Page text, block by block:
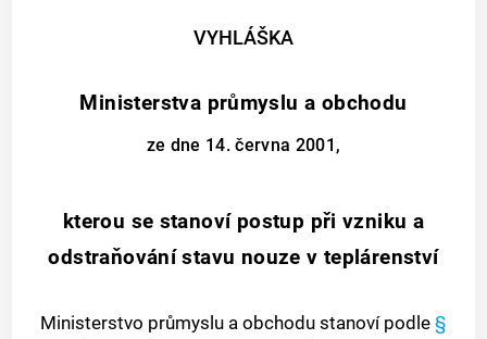
VYHLÁŠKA
Ministerstva průmyslu a obchodu
ze dne 14. června 2001,
kterou se stanoví postup při vzniku a
odstraňování stavu nouze v teplárenství
Ministerstvo průmyslu a obchodu stanoví podle§